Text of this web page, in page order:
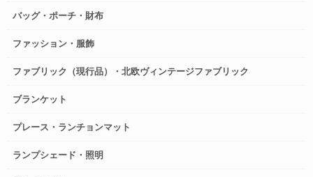
バッグ・ポーチ・財布
ファッション・服飾
ファブリック（現行品）・北欧ヴィンテージファブリック
ブランケット
プレース・ランチョンマット
ランプシェード・照明